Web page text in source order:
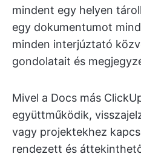
mindent egy helyen
egy dokumentumot
minden interjúztató
gondolatait és
Mivel a Docs más
együttműködik,
vagy projektekhez
rendezett és